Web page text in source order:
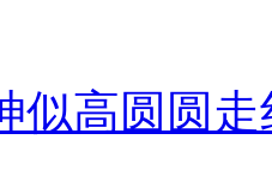
似高圆圆走